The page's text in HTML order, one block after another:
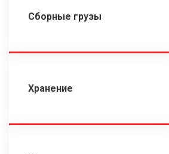
Сборные грузы
Хранение